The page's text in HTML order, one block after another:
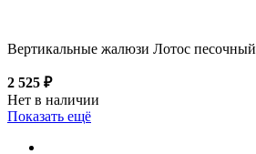
Вертикальные жалюзи Лотос песочный
2 525 ₽
Нет в наличии
Показать ещё